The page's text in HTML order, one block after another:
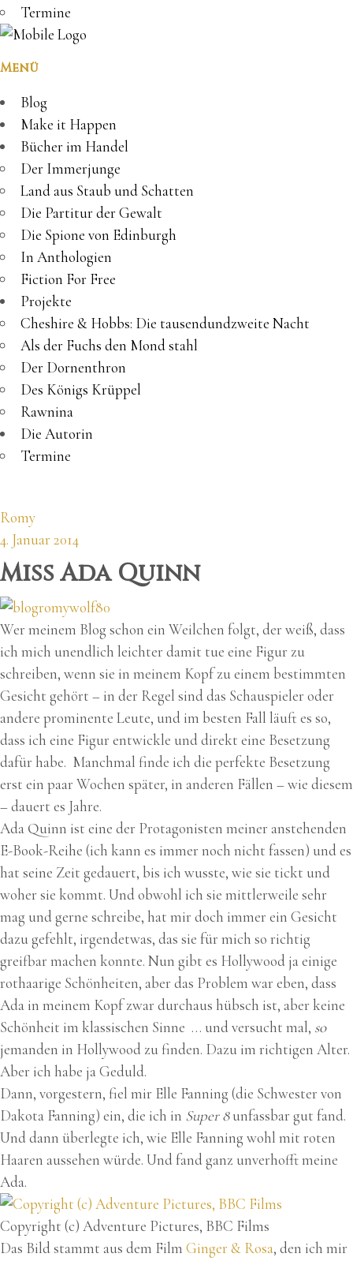
Termine
Menü
Blog
Make it Happen
Bücher im Handel
Der Immerjunge
Land aus Staub und Schatten
Die Partitur der Gewalt
Die Spione von Edinburgh
In Anthologien
Fiction For Free
Projekte
Cheshire & Hobbs: Die tausendundzweite Nacht
Als der Fuchs den Mond stahl
Der Dornenthron
Des Königs Krüppel
Rawnina
Die Autorin
Termine
Romy
4. Januar 2014
Miss Ada Quinn
Wer meinem Blog schon ein Weilchen folgt, der weiß, dass
ich mich unendlich leichter damit tue eine Figur zu
schreiben, wenn sie in meinem Kopf zu einem bestimmten
Gesicht gehört – in der Regel sind das Schauspieler oder
andere prominente Leute, und im besten Fall läuft es so,
dass ich eine Figur entwickle und direkt eine Besetzung
dafür habe. Manchmal finde ich die perfekte Besetzung
erst ein paar Wochen später, in anderen Fällen – wie diesem
– dauert es Jahre.
Ada Quinn ist eine der Protagonisten meiner anstehenden
E-Book-Reihe (ich kann es immer noch nicht fassen) und es
hat seine Zeit gedauert, bis ich wusste, wie sie tickt und
woher sie kommt. Und obwohl ich sie mittlerweile sehr
mag und gerne schreibe, hat mir doch immer ein Gesicht
dazu gefehlt, irgendetwas, das sie für mich so richtig
greifbar machen konnte. Nun gibt es Hollywood ja einige
rothaarige Schönheiten, aber das Problem war eben, dass
Ada in meinem Kopf zwar durchaus hübsch ist, aber keine
Schönheit im klassischen Sinne … und versucht mal, so
jemanden in Hollywood zu finden. Dazu im richtigen Alter.
Aber ich habe ja Geduld.
Dann, vorgestern, fiel mir Elle Fanning (die Schwester von
Dakota Fanning) ein, die ich in Super 8unfassbar gut fand.
Und dann überlegte ich, wie Elle Fanning wohl mit roten
Haaren aussehen würde. Und fand ganz unverhofft meine
Ada.
Copyright (c) Adventure Pictures, BBC Films
Das Bild stammt aus dem Film Ginger & Rosa, den ich mir